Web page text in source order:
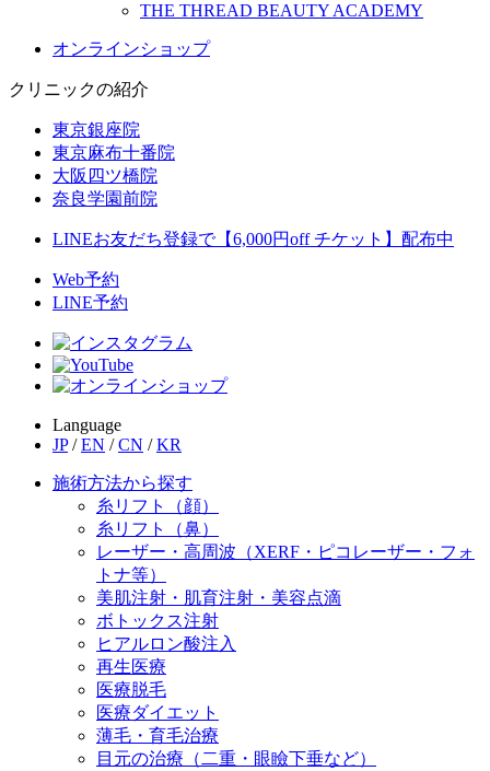
THE THREAD BEAUTY ACADEMY
オンラインショップ
クリニックの紹介
東京銀座院
東京麻布十番院
大阪四ツ橋院
奈良学園前院
LINEお友だち登録で【6,000円off チケット】配布中
Web予約
LINE予約
Language
JP / EN / CN / KR
施術方法から探す
糸リフト（顔）
糸リフト（鼻）
レーザー・高周波（XERF・ピコレーザー・フォ
トナ等）
美肌注射・肌育注射・美容点滴
ボトックス注射
ヒアルロン酸注入
再生医療
医療脱毛
医療ダイエット
薄毛・育毛治療
目元の治療（二重・眼瞼下垂など）